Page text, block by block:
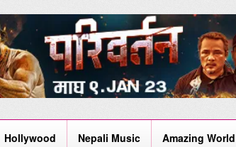
Hollywood Nepali Music Amazing World